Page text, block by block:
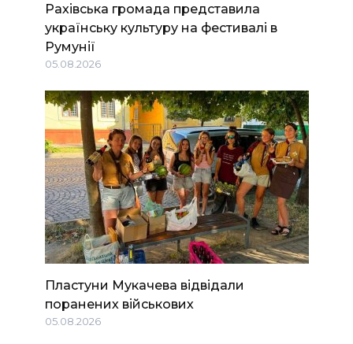
Рахівська громада представила
українську культуру на фестивалі в
Румунії
05.08.2026
Пластуни Мукачева відвідали
поранених військових
05.08.2026